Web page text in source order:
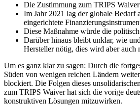
Die Zustimmung zum TRIPS
Im Jahr 2021 lag der globale
eingerichtete
Diese Maßnahme würde die
Darüber hinaus bleibt unklar, wie
Hersteller nötig, dies wird aber auch
Um es ganz klar zu sagen: Durch die
Süden von wenigen reichen Ländern
blockiert. Die Folgen dieses
zum TRIPS Waiver hat sich die vorige
konstruktiven Lösungen mitzuwirken.